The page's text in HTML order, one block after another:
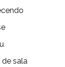
sala